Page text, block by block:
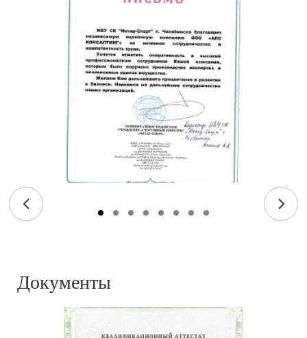
Документы